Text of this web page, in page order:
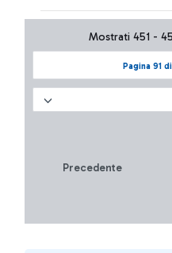
Pagina 91
Mostrati 451 -
Precedente